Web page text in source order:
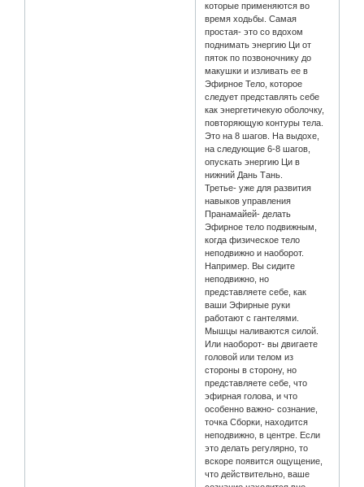
которые применяются во
время ходьбы. Самая
простая- это со вдохом
поднимать энергию Ци от
пяток по позвоночнику до
макушки и изливать ее в
Эфирное Тело, которое
следует представлять себе
как энергетичекую оболочку,
повторяющую контуры тела.
Это на 8 шагов. На выдохе,
на следующие 6-8 шагов,
опускать энергию Ци в
нижний Дань Тань.
Третье- уже для развития
навыков управления
Пранамайей- делать
Эфирное тело подвижным,
когда физическое тело
неподвижно и наоборот.
Например. Вы сидите
неподвижно, но
представляете себе, как
ваши Эфирные руки
работают с гантелями.
Мышцы наливаются силой.
Или наоборот- вы двигаете
головой или телом из
стороны в сторону, но
представляете себе, что
эфирная голова, и что
особенно важно- сознание,
точка Сборки, находится
неподвижно, в центре. Если
это делать регулярно, то
вскоре появится ощущение,
что действительно, ваше